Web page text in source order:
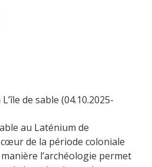
de sable (04.10.2025-
au Laténium de
de la période coloniale
l’archéologie permet